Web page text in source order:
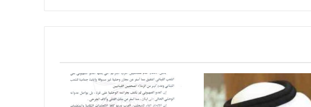
الاتحاد العام للصحفيين العرب يتضامن
مع الزميل الهاشمي نويرة ويطالب
الاتحاد العام للصحفيين العرب يدين
بكل قوة الهجوم الإجرامي الصهيوني
على الصحفيين فى لبنان